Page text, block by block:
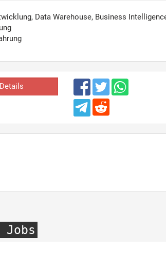
Data Warehouse, Business
Details
Jobs